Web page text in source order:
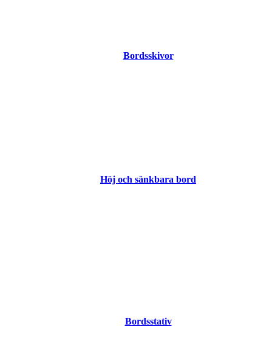
Bordsskivor
Höj och sänkbara bord
Bordsstativ